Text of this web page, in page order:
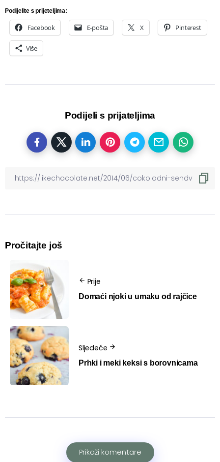
Podijelite s prijeteljima:
Facebook E-pošta X Pinterest
Više
Podijeli s prijateljima
Pročitajte još
Prije
Domaći njoki u umaku od rajčice
Sljedeće
Prhki i meki keksi s borovnicama
Prikaži komentare